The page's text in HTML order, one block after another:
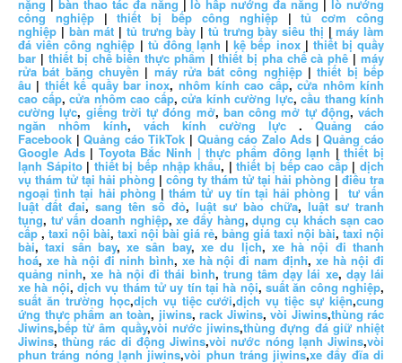
nặng| bàn thao tác đa năng|lò hấp nướng đa năng |lò nướng
công nghiệp|thiết bị bếp công nghiệp|tủ cơm công
nghiệp |bàn mát | tủ trưng bày | tủ trưng bày siêu thị |máy làm
đá viên công nghiệp | tủ đông lạnh |kệ bếp inox| thiết bị quầy
bar | thiết bị chế biến thực phẩm | thiết bị pha chế cà phê| máy
rửa bát băng chuyền | máy rửa bát công nghiệp|thiết bị bếp
âu | thiết kế quầy bar inox, nhôm kính cao cấp,cửa nhôm kính
cao cấp, cửa nhôm cao cấp, cửa kính cường lực, cầu thang kính
cường lực, giếng trời tự đóng mở, ban công mở tự động, vách
ngăn nhôm kính, vách kính cường lực .Quảng cáo
Facebook |Quảng cáo TikTok | Quảng cáo Zalo Ads |Quảng cáo
Google Ads| Toyota Bắc Ninh | thực phẩm đông lạnh |thiết bị
lạnh Sápito |thiết bị bếp nhập khẩu, |thiết bị bếp cao cấp|dịch
vụ thám tử tại hải phòng | công ty thám tử tại hải phòng |điều tra
ngoại tình tại hải phòng |thám tử uy tín tại hải phòng | tư vấn
luật đất đai, sang tên sổ đỏ, luật sư bào chữa, luật sư tranh
tụng, tư vấn doanh nghiệp,xe đẩy hàng,dụng cụ khách sạn cao
cấp, taxi nội bài, taxi nội bài giá rẻ, bảng giá taxi nội bài, taxi nội
bài,taxi sân bay,xe sân bay,xe du lịch, xe hà nội đi thanh
hoá, xe hà nội đi ninh bình, xe hà nội đi nam định,xe hà nội đi
quảng ninh,xe hà nội đi thái bình, trung tâm dạy lái xe, dạy lái
xe hà nội,dịch vụ thám tử uy tín tại hà nội,suất ăn công nghiệp,
suất ăn trường học,dịch vụ tiệc cưới,dịch vụ tiệc sự kiện,cung
ứng thực phẩm an toàn, jiwins, rack Jiwins, vòi Jiwins,thùng rác
Jiwins,bếp từ âm quầy,vòi nước jiwins,thùng đựng đá giữ nhiệt
Jiwins,thùng rác di động Jiwins,vòi nước nóng lạnh Jiwins,vòi
phun tráng nóng lạnh jiwins,vòi phun tráng jiwins,xe đẩy đĩa di